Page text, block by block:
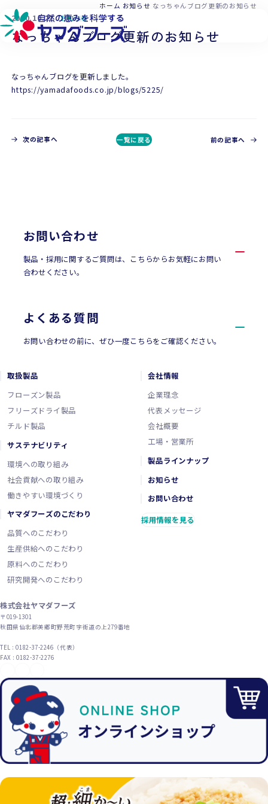
本文へ移動 ホーム お知らせ なっちゃんブログ更新のお知らせ
2020.10.21 お知らせ
なっちゃんブログ更新のお知らせ
なっちゃんブログを更新しました。
https://yamadafoods.co.jp/blogs/5225/
次の記事へ 一覧に戻る 前の記事へ
お問い合わせ
製品・採用に関するご質問は、こちらからお気軽にお問い
合わせください。
よくある質問
お問い合わせの前に、ぜひ一度こちらをご確認ください。
取扱製品
フローズン製品
フリーズドライ製品
チルド製品
サステナビリティ
環境への取り組み
社会貢献への取り組み
働きやすい環境づくり
ヤマダフーズのこだわり
品質へのこだわり
生産供給へのこだわり
原料へのこだわり
研究開発へのこだわり
会社情報
企業理念
代表メッセージ
会社概要
工場・営業所
製品ラインナップ
お知らせ
お問い合わせ
採用情報を見る
株式会社ヤマダフーズ
〒019-1301
秋田県仙北郡美郷町野荒町字街道の上279番地
TEL : 0182-37-2246（代表）
FAX : 0182-37-2276